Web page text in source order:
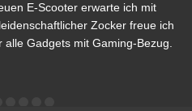
E-Scooter erwarte ich mit
Zocker freue ich
alle Gadgets mit Gaming-Bezug.